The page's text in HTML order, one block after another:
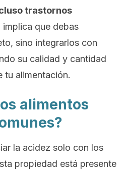
trastornos
implica que debas
sino integrarlos con
su calidad y cantidad
tu alimentación.
alimentos
la acidez solo con los
propiedad está presente